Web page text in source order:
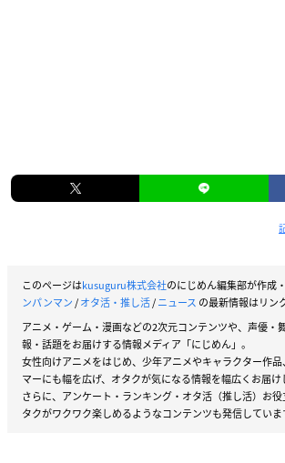
このページはkusuguru株式会社のにじめん編集部が作成
ンパンマン/オタ活・推し活/ニュース の最新情報はリン
アニメ・ゲーム・漫画などの2次元コンテンツや、声優・
報・話題をお届けする情報メディア「にじめん」。
女性向けアニメをはじめ、少年アニメやキャラクター作
マーにも幅を広げ、オタクが気になる情報を幅広くお届け
さらに、アンケート・ランキング・オタ活（推し活）お
タクがワクワク楽しめるようなコンテンツも発信していま